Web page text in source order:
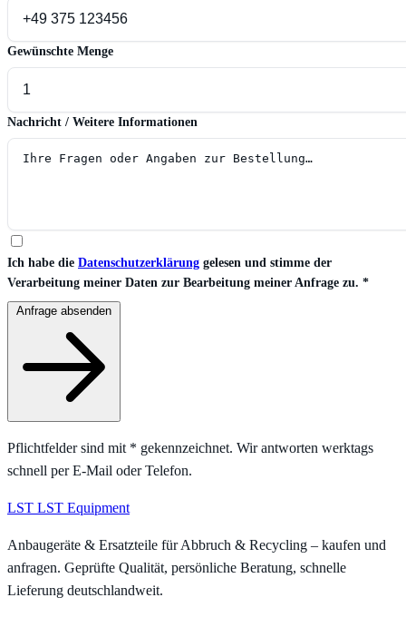
Gewünschte Menge
Nachricht / Weitere Informationen
Ich habe die Datenschutzerklärung gelesen und stimme der
Verarbeitung meiner Daten zur Bearbeitung meiner Anfrage zu. *
Pflichtfelder sind mit * gekennzeichnet. Wir antworten werktags
schnell per E-Mail oder Telefon.
LST LST Equipment
Anbaugeräte & Ersatzteile für Abbruch & Recycling – kaufen und
anfragen. Geprüfte Qualität, persönliche Beratung, schnelle
Lieferung deutschlandweit.